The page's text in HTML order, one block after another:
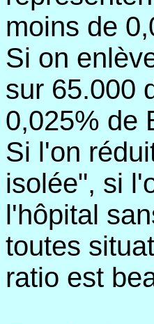
moins de
Si on
sur 65.000
0,025% de
Si l'on
isolée", si
l'hôpital
toutes
ratio est